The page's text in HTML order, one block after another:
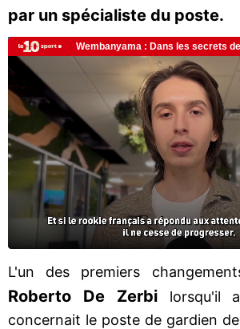
par un spécialiste du poste.
L'un des premiers
Roberto De Zerbilorsqu'il
concernait le poste de gardien